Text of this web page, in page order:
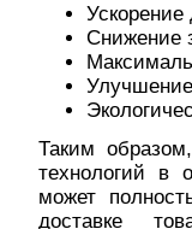
Ускорение
Снижение
Улучшение
Таким
технологий в
может
доставке